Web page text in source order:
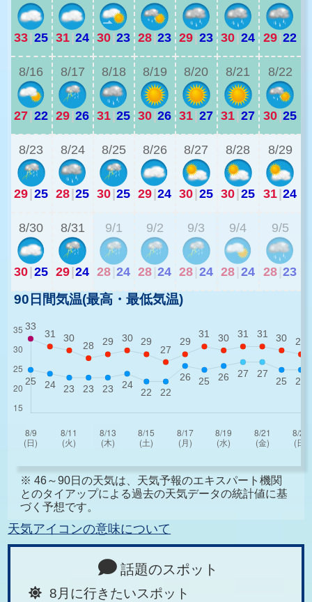
33|25 31|24 30|23 28|23 29|23 30|24 29|22
8/16
27|22
8/17
29|26
8/18
31|25
8/19
30|26
8/20
31|27
8/21
31|27
8/22
30|25
8/23
29|25
8/24
28|25
8/25
30|25
8/26
29|24
8/27
30|25
8/28
30|25
8/29
31|24
8/30
30|25
8/31
29|24
9/1
28 24
9/2
28 24
9/3
28 24
9/4
28 24
9/5
28 23
90日間気温(最高・最低気温)
※ 46～90日の天気は、天気予報のエキスパート機関
とのタイアップによる過去の天気データの統計値に基
づく予想です。
天気アイコンの意味について
話題のスポット
8月に行きたいスポット